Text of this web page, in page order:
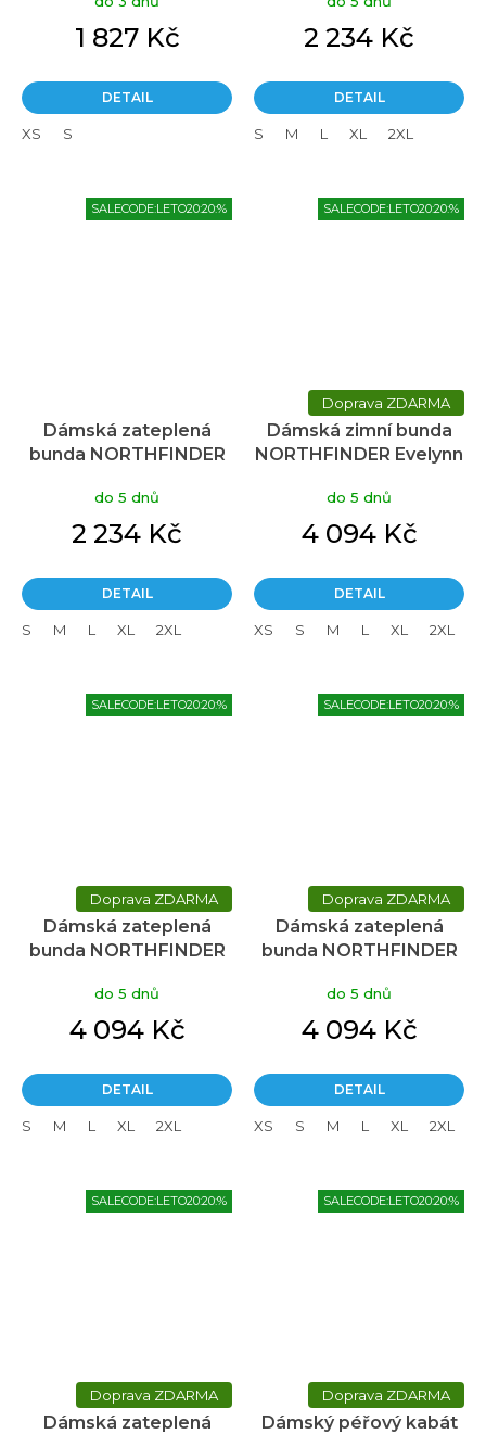
1 827 Kč
DETAIL
XS S
2 234 Kč
DETAIL
S M L XL 2XL
SALECODE:LETO20:20:%
Dámská zateplená
bunda NORTHFINDER
do 5 dnů
2 234 Kč
DETAIL
S M L XL 2XL
SALECODE:LETO20:20:%
ZDARMA
Dámská zimní bunda
NORTHFINDER Evelynn
do 5 dnů
4 094 Kč
DETAIL
XS S M L XL 2XL
SALECODE:LETO20:20:%
ZDARMA
Dámská zateplená
bunda NORTHFINDER
do 5 dnů
4 094 Kč
DETAIL
S M L XL 2XL
SALECODE:LETO20:20:%
ZDARMA
Dámská zateplená
bunda NORTHFINDER
do 5 dnů
4 094 Kč
DETAIL
XS S M L XL 2XL
SALECODE:LETO20:20:%
ZDARMA
Dámská zateplená
SALECODE:LETO20:20:%
ZDARMA
Dámský péřový kabát